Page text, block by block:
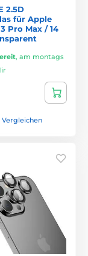
2.5D
für Apple
Pro Max / 14
, am montags
Vergleichen